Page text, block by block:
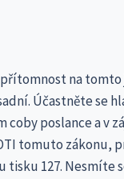
přítomnost na
Účastněte se
coby poslance a v
tomuto zákonu,
tisku 127. Nesmíte